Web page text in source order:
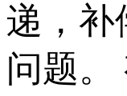
递，补
问题。